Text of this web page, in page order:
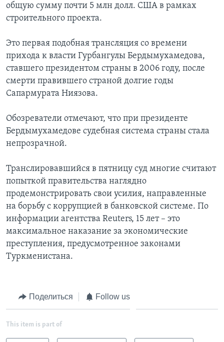
общую сумму почти 5 млн долл. США в рамках
строительного проекта.
Это первая подобная трансляция со времени
прихода к власти Гурбангулы Бердымухамедова,
ставшего президентом страны в 2006 году, после
смерти правившего страной долгие годы
Сапармурата Ниязова.
Обозреватели отмечают, что при президенте
Бердымухамедове судебная система страны стала
непрозрачной.
Транслировавшийся в пятницу суд многие считают
попыткой правительства наглядно
продемонстрировать свои усилия, направленные
на борьбу с коррупцией в банковской системе. По
информации агентства Reuters, 15 лет – это
максимальное наказание за экономические
преступления, предусмотренное законами
Туркменистана.
Поделиться Follow us
This item is part of